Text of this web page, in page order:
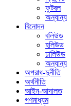
ফুটবল
অন্যান্য
বিনোদন
বলিউড
হলিউড
ঢালিউড
অন্যান্য
অপরাধ-দুর্নীতি
অর্থনীতি
আইন-আদালত
গণমাধ্যম